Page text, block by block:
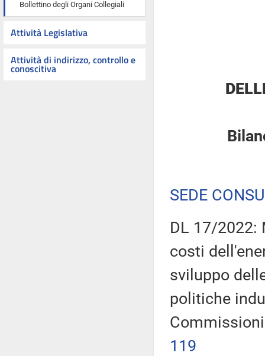
Bollettino degli Organi Collegiali
Attività Legislativa
Attività di indirizzo, controllo e
conoscitiva
SEDE
DL 17/2022:
costi
sviluppo
politiche
119